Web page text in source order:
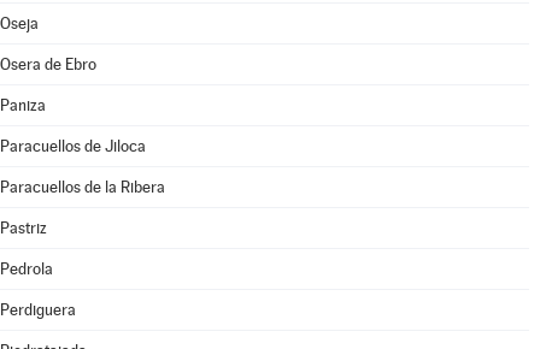
Oseja
Osera de Ebro
Paniza
Paracuellos de Jiloca
Paracuellos de la Ribera
Pastriz
Pedrola
Perdiguera